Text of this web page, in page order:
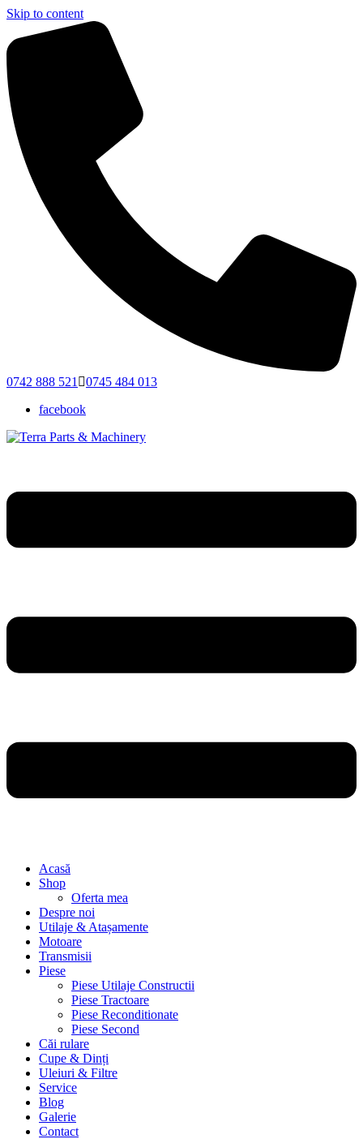
Skip to content
0742 888 521
0745 484 013
facebook
Acasă
Shop
Oferta mea
Despre noi
Utilaje & Atașamente
Motoare
Transmisii
Piese
Piese Utilaje Constructii
Piese Tractoare
Piese Reconditionate
Piese Second
Căi rulare
Cupe & Dinți
Uleiuri & Filtre
Service
Blog
Galerie
Contact